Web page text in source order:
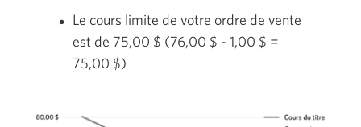
Le cours limite de votre ordre de vente
est de 75,00 $ (76,00 $ -1,00 $ =
75,00 $)